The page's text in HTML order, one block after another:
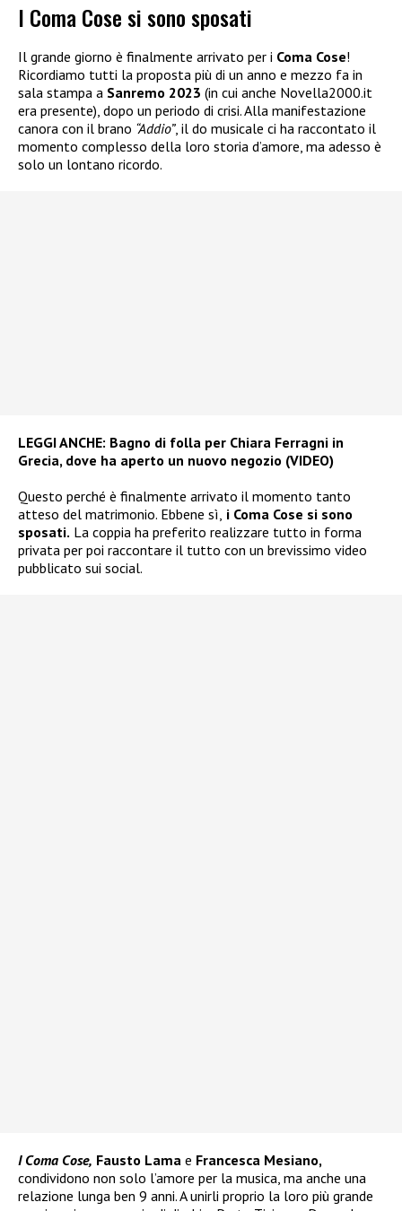
I Coma Cose si sono sposati
Il grande giorno è finalmente arrivato per i Coma Cose!
Ricordiamo tutti la proposta più di un anno e mezzo fa in
sala stampa a Sanremo 2023 (in cui anche Novella2000.it
era presente), dopo un periodo di crisi. Alla manifestazione
canora con il brano “Addio”, il do musicale ci ha raccontato il
momento complesso della loro storia d’amore, ma adesso è
solo un lontano ricordo.
LEGGI ANCHE: Bagno di folla per Chiara Ferragni in
Grecia, dove ha aperto un nuovo negozio (VIDEO)
Questo perché è finalmente arrivato il momento tanto
atteso del matrimonio. Ebbene sì, i Coma Cose si sono
sposati. La coppia ha preferito realizzare tutto in forma
privata per poi raccontare il tutto con un brevissimo video
pubblicato sui social.
I Coma Cose, Fausto Lama e Francesca Mesiano,
condividono non solo l’amore per la musica, ma anche una
relazione lunga ben 9 anni. A unirli proprio la loro più grande